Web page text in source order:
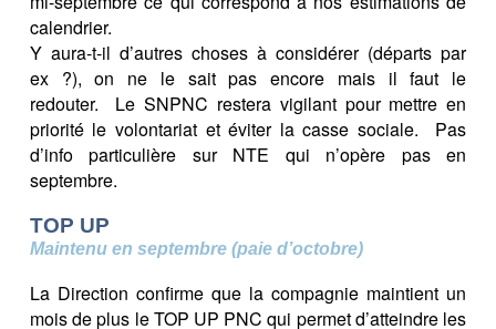
calendrier.
Y aura-t-il d’autres choses à considérer (départs par
ex ?), on ne le sait pas encore mais il faut le
redouter. Le SNPNC restera vigilant pour mettre en
priorité le volontariat et éviter la casse sociale. Pas
d’info particulière sur NTE qui n’opère pas en
septembre.
TOP UP
Maintenu en septembre (paie d’octobre)
La Direction confirme que la compagnie maintient un
mois de plus le TOP UP PNC qui permet d’atteindre les